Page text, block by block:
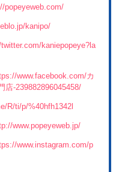
popeyeweb.com/
kanipo/
kaniepopeye?la
www.facebook.com/カ
店-239882896045458/
R/ti/p/%40hfh1342l
www.popeyeweb.jp/
www.instagram.com/p